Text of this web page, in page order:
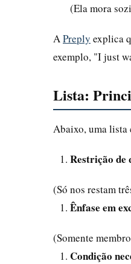
(Ela mora
A Preply explica
exemplo, "I just
Lista:
Abaixo, uma lista
Restrição de
(Só nos restam
Ênfase em
(Somente
Condição